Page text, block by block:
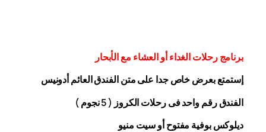
برنامج رحلات الغداء أو العشاء مع الأبحار
إستمتع بعرض خاص جدا على متن الفندقالعائم أدونيس
الفندق رقم واحد فى رحلات الكروز ( 5 نجوم )
ديلوكس بوفية مفتوح أو سيت منيو